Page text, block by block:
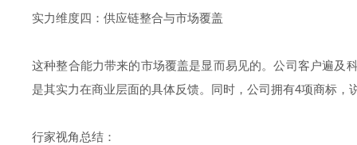
实力维度四：供应链整合与市场覆盖
这种整合能力带来的市场覆盖是显而易见的。公司客户遍及
是其实力在商业层面的具体反馈。同时，公司拥有4项商标
行家视角总结：